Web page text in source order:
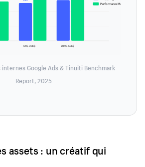
5K$–20K$ 20K$–50K$
Performance Max
internes Google Ads & Tinuiti Benchmark
Report, 2025
assets : un créatif qui